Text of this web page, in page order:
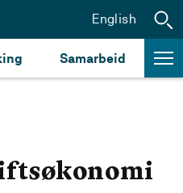
Samarbeid
English